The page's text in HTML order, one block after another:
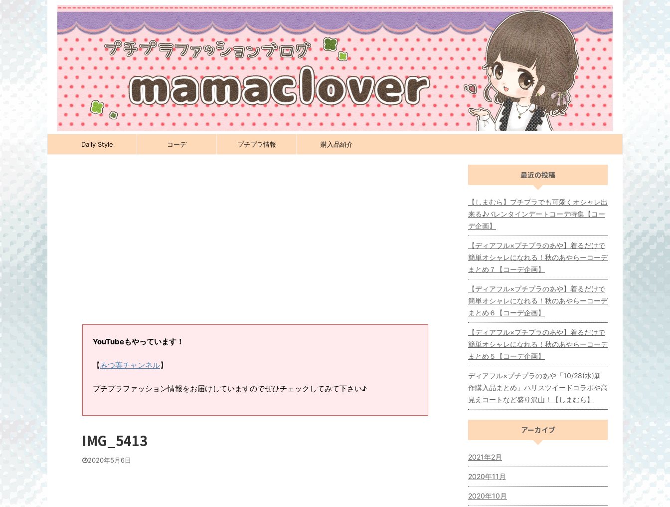
Daily Style コーデ プチプラ情報 購入品紹介
YouTubeもやっています！
【みつ葉チャンネル】
プチプラファッション情報をお届けしていますのでぜひチェックしてみて下さい♪
IMG_5413
2020年5月6日
最近の投稿
【しまむら】プチプラでも可愛くオシャレ出
来る♪バレンタインデートコーデ特集【コー
デ企画】
【ディアフル×プチプラのあや】着るだけで
簡単オシャレになれる！秋のあやらーコーデ
まとめ７【コーデ企画】
【ディアフル×プチプラのあや】着るだけで
簡単オシャレになれる！秋のあやらーコーデ
まとめ６【コーデ企画】
【ディアフル×プチプラのあや】着るだけで
簡単オシャレになれる！秋のあやらーコーデ
まとめ５【コーデ企画】
ディアフル×プチプラのあや「10/28(水)新
作購入品まとめ」ハリスツイードコラボや高
見えコートなど盛り沢山！【しまむら】
アーカイブ
2021年2月
2020年11月
2020年10月